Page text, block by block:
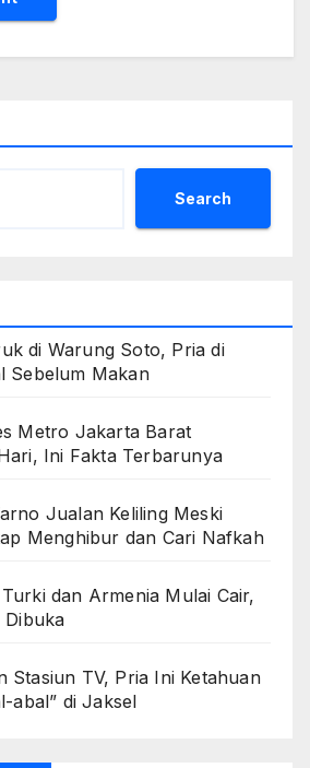
Search
di Warung Soto, Pria di
Sebelum Makan
Metro Jakarta Barat
Ini Fakta Terbarunya
Jualan Keliling Meski
Menghibur dan Cari Nafkah
dan Armenia Mulai Cair,
Dibuka
Stasiun TV, Pria Ini Ketahuan
abal” di Jaksel